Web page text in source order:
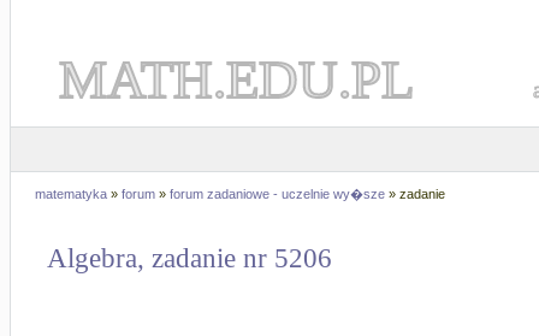
MATH.EDU.PL
matematyka » forum » forum zadaniowe - uczelnie wy�sze » zadanie
Algebra, zadanie nr 5206